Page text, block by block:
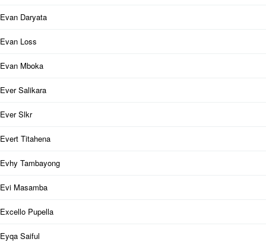
Evan Daryata
Evan Loss
Evan Mboka
Ever Salikara
Ever Slkr
Evert Titahena
Evhy Tambayong
Evi Masamba
Excello Pupella
Eyqa Saiful